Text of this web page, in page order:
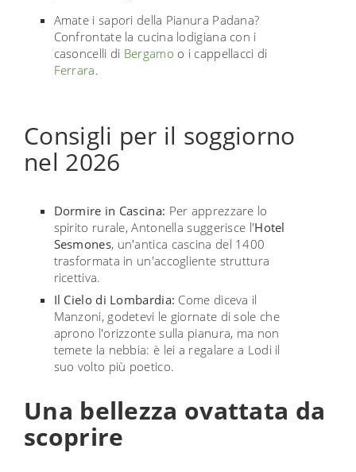
Amate i sapori della Pianura Padana?
Confrontate la cucina lodigiana con i
casoncelli di Bergamo o i cappellacci di
Ferrara.
Consigli per il soggiorno
nel 2026
Dormire in Cascina: Per apprezzare lo
spirito rurale, Antonella suggerisce l'Hotel
Sesmones, un'antica cascina del 1400
trasformata in un'accogliente struttura
ricettiva.
Il Cielo di Lombardia: Come diceva il
Manzoni, godetevi le giornate di sole che
aprono l'orizzonte sulla pianura, ma non
temete la nebbia: è lei a regalare a Lodi il
suo volto più poetico.
Una bellezza ovattata da
scoprire